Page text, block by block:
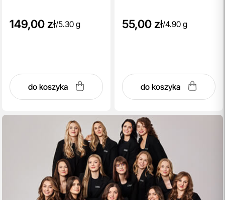
149,00 zł/5.30 g
do koszyka
55,00 zł/4.90 g
do koszyka